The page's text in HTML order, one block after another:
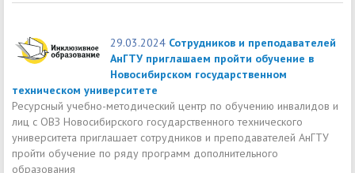
29.03.2024 Сотрудников и преподавателей
АнГТУ приглашаем пройти обучение в
Новосибирском государственном
техническом университете
Ресурсный учебно-методический центр по обучению инвалидов и
лиц с ОВЗ Новосибирского государственного технического
университета приглашает сотрудников и преподавателей АнГТУ
пройти обучение по ряду программ дополнительного
образования